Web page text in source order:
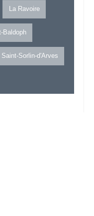
La Ravoire
Baldoph
Saint-Sorlin-d'Arves